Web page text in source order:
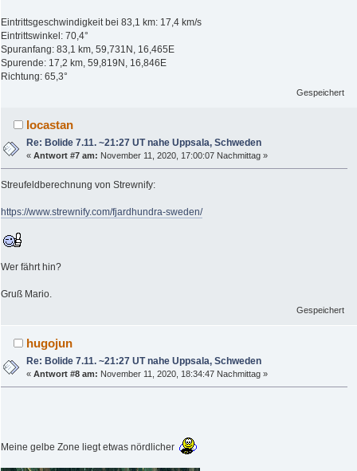
Eintrittsgeschwindigkeit bei 83,1 km: 17,4 km/s
Eintrittswinkel: 70,4°
Spuranfang: 83,1 km, 59,731N, 16,465E
Spurende: 17,2 km, 59,819N, 16,846E
Richtung: 65,3°
Gespeichert
locastan
Re: Bolide 7.11. ~21:27 UT nahe Uppsala, Schweden
«Antwort #7 am: November 11, 2020, 17:00:07 Nachmittag »
Streufeldberechnung von Strewnify:
https://www.strewnify.com/fjardhundra-sweden/
Wer fährt hin?
Gruß Mario.
Gespeichert
hugojun
Re: Bolide 7.11. ~21:27 UT nahe Uppsala, Schweden
«Antwort #8 am: November 11, 2020, 18:34:47 Nachmittag »
Meine gelbe Zone liegt etwas nördlicher